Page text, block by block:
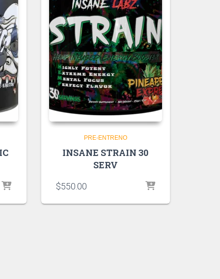
PRE-ENTRENO
INSANE STRAIN 30
SERV
$550.00